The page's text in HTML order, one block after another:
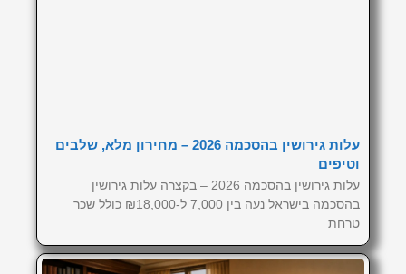
עלות גירושין בהסכמה 2026 – מחירון מלא, שלבים
וטיפים
עלות גירושין בהסכמה 2026 – בקצרה עלות גירושין
בהסכמה בישראל נעה בין 7,000 ל-₪18,000 כולל שכר
טרחת